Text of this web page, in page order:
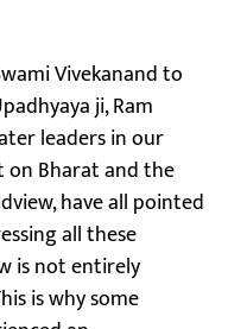
Vivekanand to
ji, Ram
leaders in our
on Bharat and the
have all pointed
all these
is not entirely
is why some